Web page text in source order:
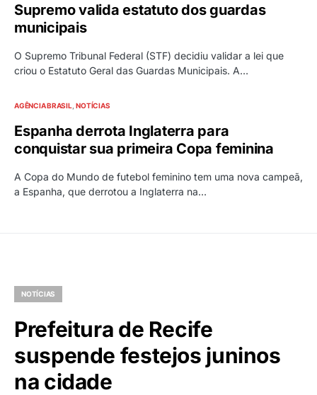
Supremo valida estatuto dos guardas
municipais
O Supremo Tribunal Federal (STF) decidiu validar a lei que
criou o Estatuto Geral das Guardas Municipais. A…
AGÊNCIA BRASIL NOTÍCIAS
Espanha derrota Inglaterra para
conquistar sua primeira Copa feminina
A Copa do Mundo de futebol feminino tem uma nova campeã,
a Espanha, que derrotou a Inglaterra na…
NOTÍCIAS
Prefeitura de Recife
suspende festejos juninos
na cidade